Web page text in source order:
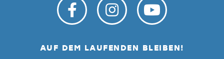
AUF DEM LAUFENDEN BLEIBEN!